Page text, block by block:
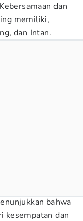
dan
memiliki,
dan Intan.
bahwa
kesempatan dan